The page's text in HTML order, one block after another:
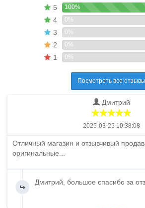
5 100%
4 0%
3 0%
2 0%
1 0%
Посмотреть все отзывы
Дмитрий
2025-03-25 10:38:08
Отличный магазин и отзывчивый
оригинальные...
Дмитрий, большое спасибо за